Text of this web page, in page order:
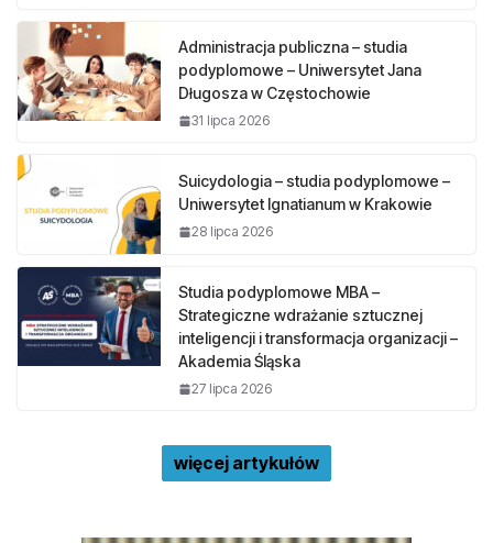
Administracja publiczna – studia
podyplomowe – Uniwersytet Jana
Długosza w Częstochowie
31 lipca 2026
Suicydologia – studia podyplomowe –
Uniwersytet Ignatianum w Krakowie
28 lipca 2026
Studia podyplomowe MBA –
Strategiczne wdrażanie sztucznej
inteligencji i transformacja organizacji –
Akademia Śląska
27 lipca 2026
więcej artykułów